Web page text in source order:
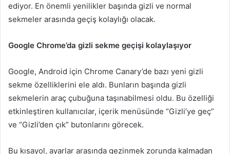
ediyor. En önemli yenilikler başında gizli ve normal
sekmeler arasında geçiş kolaylığı olacak.
Google Chrome’da gizli sekme geçişi kolaylaşıyor
Google, Android için Chrome Canary’de bazı yeni gizli
sekme özelliklerini ele aldı. Bunların başında gizli
sekmelerin araç çubuğuna taşınabilmesi oldu. Bu özelliği
etkinleştiren kullanıcılar, içerik menüsünde “Gizli’ye geç”
ve “Gizli’den çık” butonlarını görecek.
Bu kısayol, ayarlar arasında gezinmek zorunda kalmadan